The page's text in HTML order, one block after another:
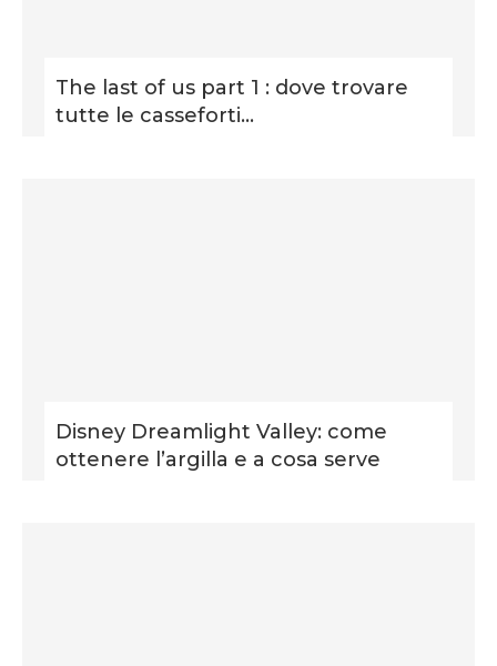
The last of us part 1 : dove trovare
tutte le casseforti...
Disney Dreamlight Valley: come
ottenere l’argilla e a cosa serve